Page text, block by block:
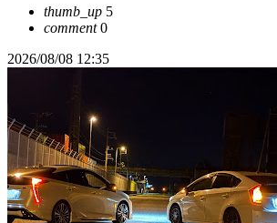
thumb_up 5
comment0
2026/08/08 12:35